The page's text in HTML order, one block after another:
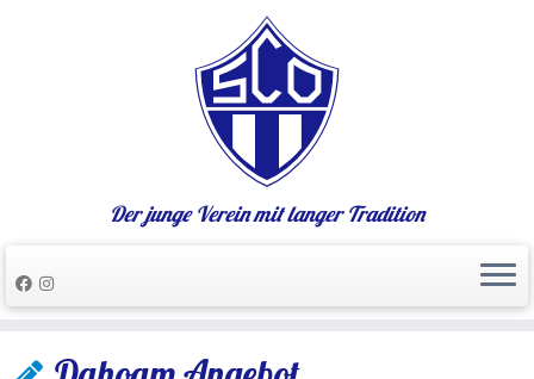
Inhalt
Der junge Verein mit langer Tradition